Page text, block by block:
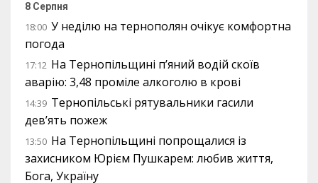
8 Серпня
18:00 У неділю на тернополян очікує комфортна
погода
17:12 На Тернопільщині п’яний водій скоїв
аварію: 3,48 проміле алкоголю в крові
14:39 Тернопільські рятувальники гасили
дев’ять пожеж
13:50 На Тернопільщині попрощалися із
захисником Юрієм Пушкарем: любив життя,
Бога, Україну